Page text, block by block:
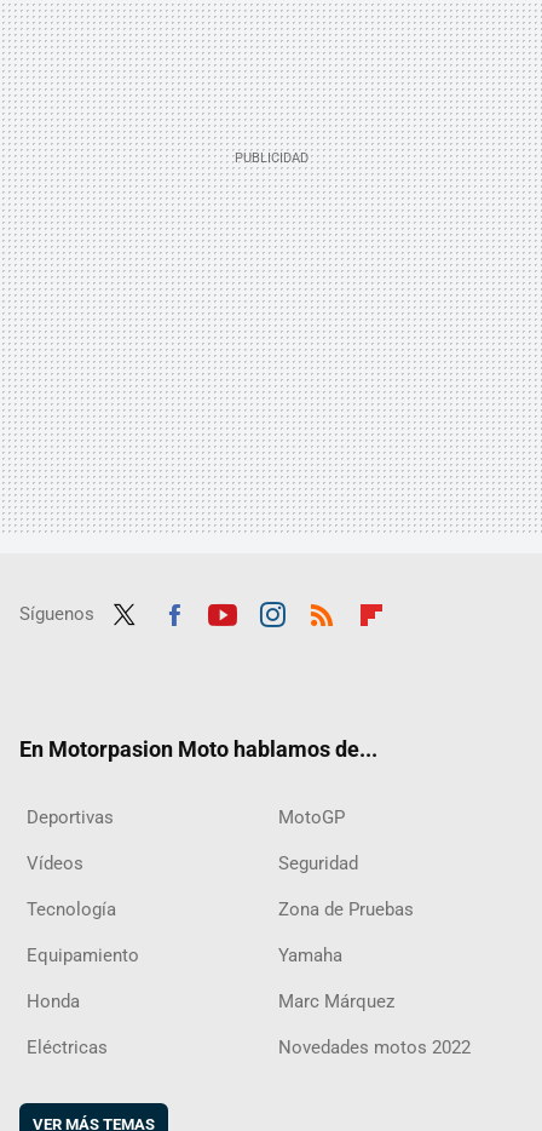
Síguenos
En Motorpasion Moto hablamos de...
Deportivas MotoGP
Vídeos Seguridad
Tecnología Zona de Pruebas
Equipamiento Yamaha
Honda Marc Márquez
Eléctricas Novedades motos 2022
VER MÁS TEMAS